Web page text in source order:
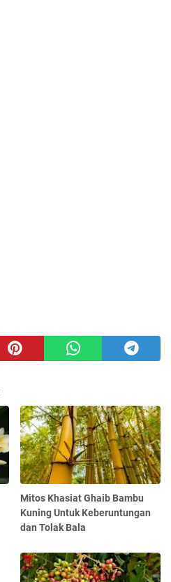
Mitos Khasiat Ghaib Bambu
Kuning Untuk Keberuntungan
dan Tolak Bala